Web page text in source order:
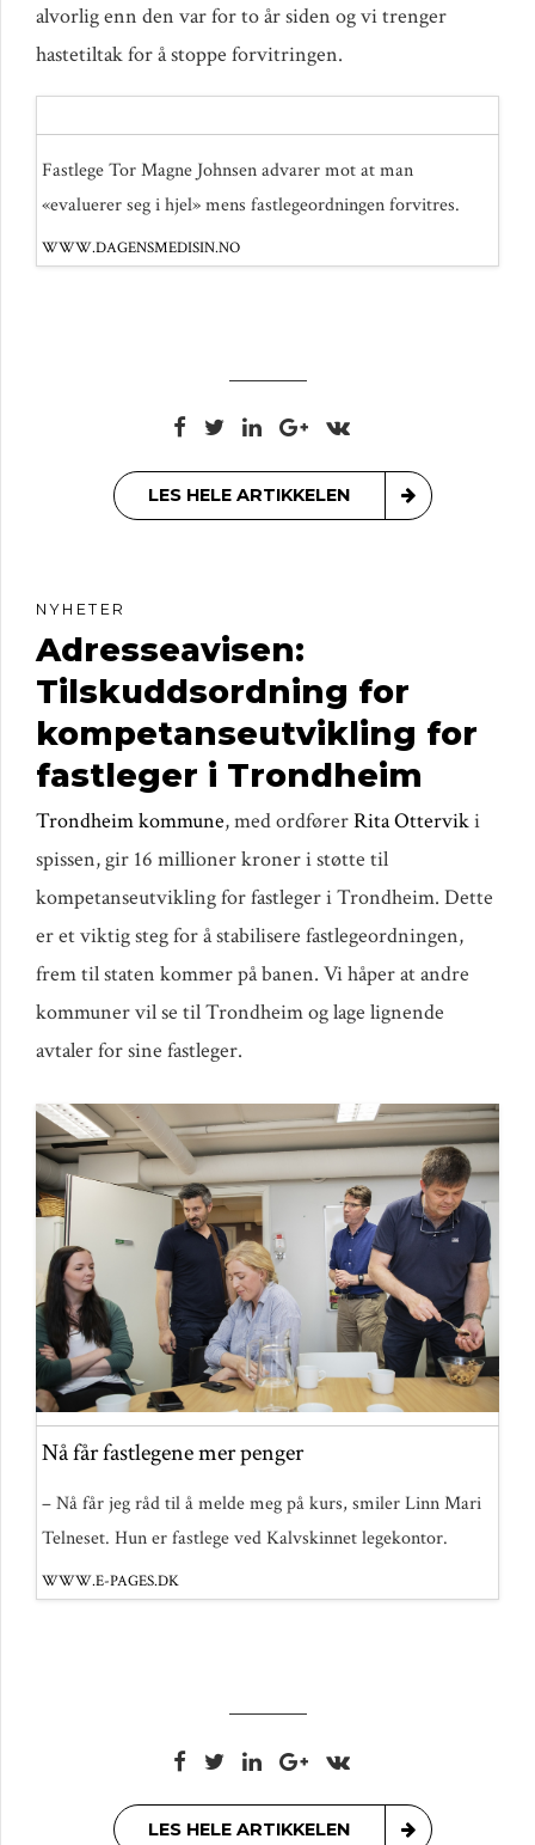
alvorlig enn den var for to år siden og vi trenger
hastetiltak for å stoppe forvitringen.
Fastlege Tor Magne Johnsen advarer mot at man
«evaluerer seg i hjel» mens fastlegeordningen forvitres.
WWW.DAGENSMEDISIN.NO
LES HELE ARTIKKELEN
NYHETER
Adresseavisen:
Tilskuddsordning for
kompetanseutvikling for
fastleger i Trondheim
Trondheim kommune, med ordførerRita Otterviki
spissen, gir 16 millioner kroner i støtte til
kompetanseutvikling for fastleger i Trondheim. Dette
er et viktig steg for å stabilisere fastlegeordningen,
frem til staten kommer på banen. Vi håper at andre
kommuner vil se til Trondheim og lage lignende
avtaler for sine fastleger.
Nå får fastlegene mer penger
– Nå får jeg råd til å melde meg på kurs, smiler Linn Mari
Telneset. Hun er fastlege ved Kalvskinnet legekontor.
WWW.E-PAGES.DK
LES HELE ARTIKKELEN